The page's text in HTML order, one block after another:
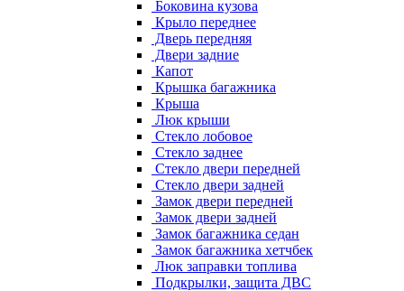
Боковина кузова
Крыло переднее
Дверь передняя
Двери задние
Капот
Крышка багажника
Крыша
Люк крыши
Стекло лобовое
Стекло заднее
Стекло двери передней
Стекло двери задней
Замок двери передней
Замок двери задней
Замок багажника седан
Замок багажника хетчбек
Люк заправки топлива
Подкрылки, защита ДВС